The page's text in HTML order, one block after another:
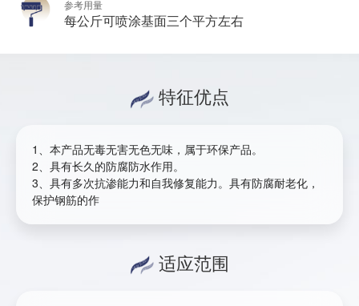
参考用量
每公斤可喷涂基面三个平方左右
特征优点
1、本产品无毒无害无色无味，属于环保产品。
2、具有长久的防腐防水作用。
3、具有多次抗渗能力和自我修复能力。具有防腐耐老化，
保护钢筋的作
适应范围